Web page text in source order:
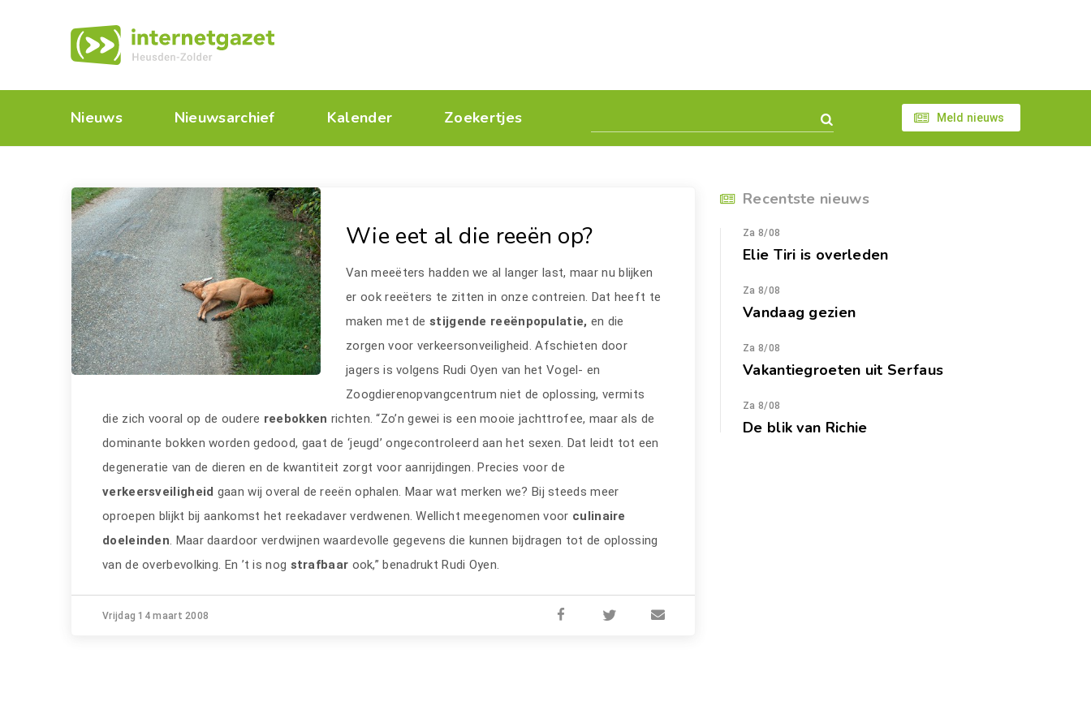
Nieuws Nieuwsarchief Kalender Zoekertjes Meld nieuws
Wie eet al die reeën op?
Van meeëters hadden we al langer last, maar nu blijken
er ook reeëters te zitten in onze contreien. Dat heeft te
maken met destijgende reeënpopulatie, en die
zorgen voor verkeersonveiligheid. Afschieten door
jagers is volgens Rudi Oyen van het Vogel- en
Zoogdierenopvangcentrum niet de oplossing, vermits
die zich vooral op de oudere reebokken richten. “Zo’n gewei is een mooie jachttrofee, maar als de
dominante bokken worden gedood, gaat de ‘jeugd’ ongecontroleerd aan het sexen. Dat leidt tot een
degeneratie van de dieren en de kwantiteit zorgt voor aanrijdingen. Precies voor de
verkeersveiligheid gaan wij overal de reeën ophalen. Maar wat merken we? Bij steeds meer
oproepen blijkt bij aankomst het reekadaver verdwenen. Wellicht meegenomen voor culinaire
doeleinden. Maar daardoor verdwijnen waardevolle gegevens die kunnen bijdragen tot de oplossing
van de overbevolking. En ’t is nog strafbaar ook,” benadrukt Rudi Oyen.
Vrijdag 14 maart 2008
Recentste nieuws
Za 8/08
Elie Tiri is overleden
Za 8/08
Vandaag gezien
Za 8/08
Vakantiegroeten uit Serfaus
Za 8/08
De blik van Richie